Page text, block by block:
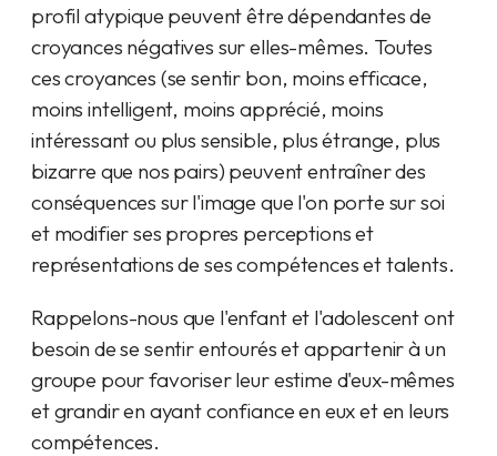
profil atypique peuvent être dépendantes de
croyances négatives sur elles-mêmes. Toutes
ces croyances (se sentir bon, moins efficace,
moins intelligent, moins apprécié, moins
intéressant ou plus sensible, plus étrange, plus
bizarre que nos pairs) peuvent entraîner des
conséquences sur l'image que l'on porte sur soi
et modifier ses propres perceptions et
représentations de ses compétences et talents.
Rappelons-nous que l'enfant et l'adolescent ont
besoin de se sentir entourés et appartenir à un
groupe pour favoriser leur estime d'eux-mêmes
et grandir en ayant confiance en eux et en leurs
compétences.